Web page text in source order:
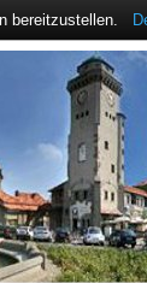
bereitzustellen.